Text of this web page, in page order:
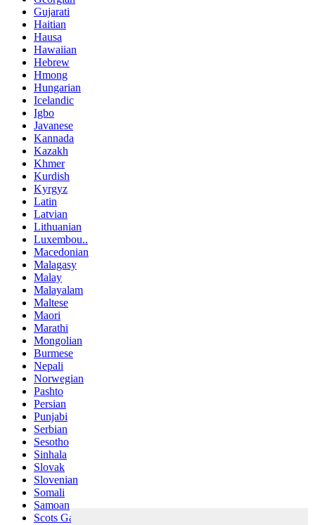
Gujarati
Haitian
Hausa
Hawaiian
Hebrew
Hmong
Hungarian
Icelandic
Igbo
Javanese
Kannada
Kazakh
Khmer
Kurdish
Kyrgyz
Latin
Latvian
Lithuanian
Luxembou..
Macedonian
Malagasy
Malay
Malayalam
Maltese
Maori
Marathi
Mongolian
Burmese
Nepali
Norwegian
Pashto
Persian
Punjabi
Serbian
Sesotho
Sinhala
Slovak
Slovenian
Somali
Samoan
Scots Gaelic